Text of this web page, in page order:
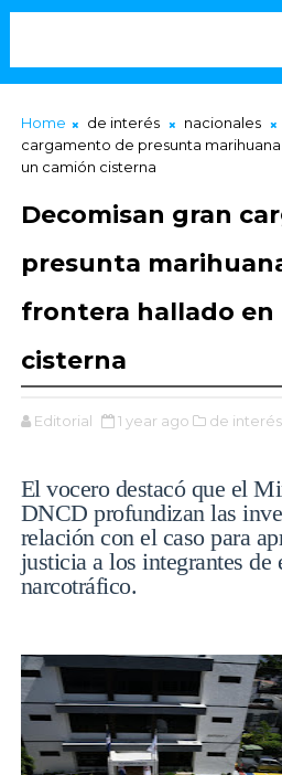
Home de interés nacionales
cargamento de presunta
un camión cisterna
Decomisan gran
presunta
frontera hallado en
cisterna
Editorial 1 year ago de interés,
El vocero destacó que el
DNCD profundizan las
relación con el caso para
justicia a los integrantes de
narcotráfico.